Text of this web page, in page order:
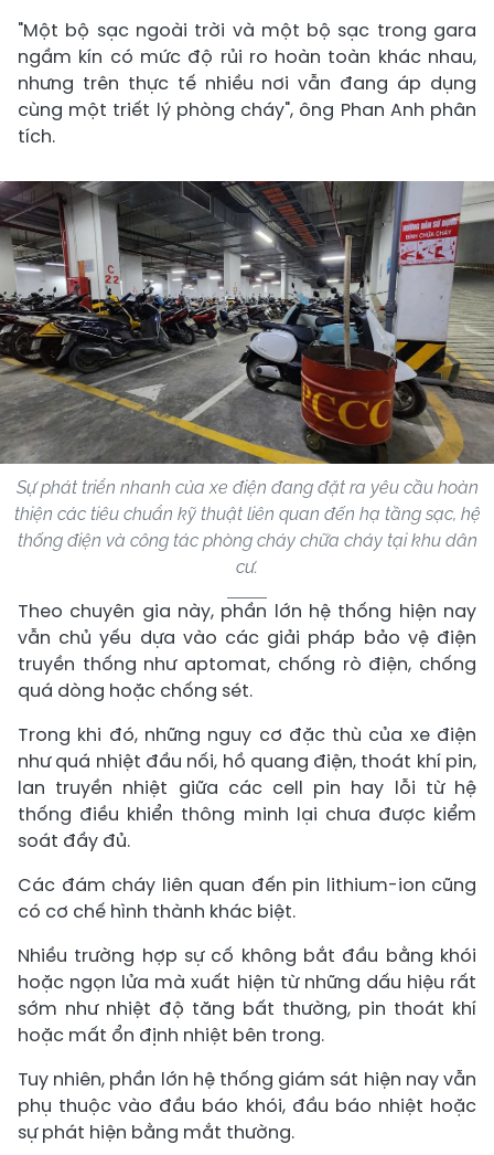
"Một bộ sạc ngoài trời và một bộ sạc trong gara
ngầm kín có mức độ rủi ro hoàn toàn khác nhau,
nhưng trên thực tế nhiều nơi vẫn đang áp dụng
cùng một triết lý phòng cháy", ông Phan Anh phân
tích.
Sự phát triển nhanh của xe điện đang đặt ra yêu cầu hoàn
thiện các tiêu chuẩn kỹ thuật liên quan đến hạ tầng sạc, hệ
thống điện và công tác phòng cháy chữa cháy tại khu dân
cư.
Theo chuyên gia này, phần lớn hệ thống hiện nay
vẫn chủ yếu dựa vào các giải pháp bảo vệ điện
truyền thống như aptomat, chống rò điện, chống
quá dòng hoặc chống sét.
Trong khi đó, những nguy cơ đặc thù của xe điện
như quá nhiệt đầu nối, hồ quang điện, thoát khí pin,
lan truyền nhiệt giữa các cell pin hay lỗi từ hệ
thống điều khiển thông minh lại chưa được kiểm
soát đầy đủ.
Các đám cháy liên quan đến pin lithium-ion cũng
có cơ chế hình thành khác biệt.
Nhiều trường hợp sự cố không bắt đầu bằng khói
hoặc ngọn lửa mà xuất hiện từ những dấu hiệu rất
sớm như nhiệt độ tăng bất thường, pin thoát khí
hoặc mất ổn định nhiệt bên trong.
Tuy nhiên, phần lớn hệ thống giám sát hiện nay vẫn
phụ thuộc vào đầu báo khói, đầu báo nhiệt hoặc
sự phát hiện bằng mắt thường.